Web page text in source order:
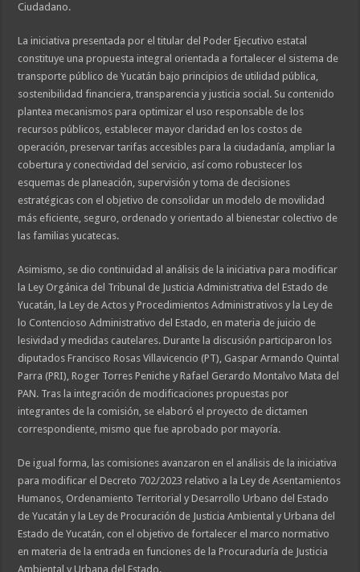
Ciudadano.
La iniciativa presentada por el titular del Poder Ejecutivo estatal
constituye una propuesta integral orientada a fortalecer el sistema de
transporte público de Yucatán bajo principios de utilidad pública,
sostenibilidad financiera, transparencia y justicia social. Su contenido
plantea mecanismos para optimizar el uso responsable de los
recursos públicos, establecer mayor claridad en los costos de
operación, preservar tarifas accesibles para la ciudadanía, ampliar la
cobertura y conectividad del servicio, así como robustecer los
esquemas de planeación, supervisión y toma de decisiones
estratégicas con el objetivo de consolidar un modelo de movilidad
más eficiente, seguro, ordenado y orientado al bienestar colectivo de
las familias yucatecas.
Asimismo, se dio continuidad al análisis de la iniciativa para modificar
la Ley Orgánica del Tribunal de Justicia Administrativa del Estado de
Yucatán, la Ley de Actos y Procedimientos Administrativos y la Ley de
lo Contencioso Administrativo del Estado, en materia de juicio de
lesividad y medidas cautelares. Durante la discusión participaron los
diputados Francisco Rosas Villavicencio (PT), Gaspar Armando Quintal
Parra (PRI), Roger Torres Peniche y Rafael Gerardo Montalvo Mata del
PAN. Tras la integración de modificaciones propuestas por
integrantes de la comisión, se elaboró el proyecto de dictamen
correspondiente, mismo que fue aprobado por mayoría.
De igual forma, las comisiones avanzaron en el análisis de la iniciativa
para modificar el Decreto 702/2023 relativo a la Ley de Asentamientos
Humanos, Ordenamiento Territorial y Desarrollo Urbano del Estado
de Yucatán y la Ley de Procuración de Justicia Ambiental y Urbana del
Estado de Yucatán, con el objetivo de fortalecer el marco normativo
en materia de la entrada en funciones de la Procuraduría de Justicia
Ambiental y Urbana del Estado.